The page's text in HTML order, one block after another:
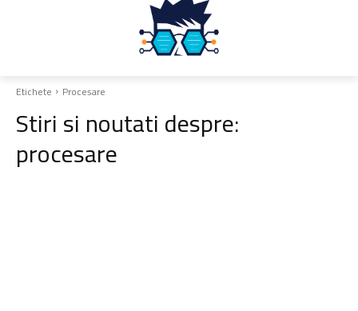
Etichete Procesare
Stiri si noutati despre:
procesare